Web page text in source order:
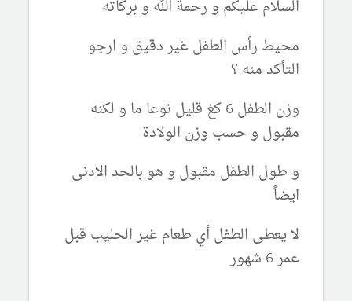
السلام عليكم و رحمة الله و بركاته
محيط رأس الطفل غير دقيق و ارجو
التأكد منه ؟
وزن الطفل 6 كغ قليل نوعا ما و لكنه
مقبول و حسب وزن الولادة
و طول الطفل مقبول و هو بالحد الادنى
ايضاً
لا يعطى الطفل أي طعام غير الحليب قبل
عمر 6 شهور